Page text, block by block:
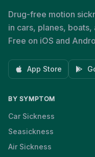
Drug-free motion
in cars, planes, boats,
Free on iOS and
App Store
BY SYMPTOM
Car Sickness
Seasickness
Air Sickness